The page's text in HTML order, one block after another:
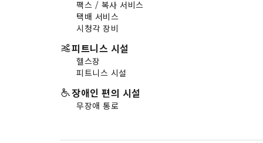
팩스 / 복사 서비스
택배 서비스
시청각 장비
피트니스 시설
헬스장
피트니스 시설
장애인 편의 시설
무장애 통로